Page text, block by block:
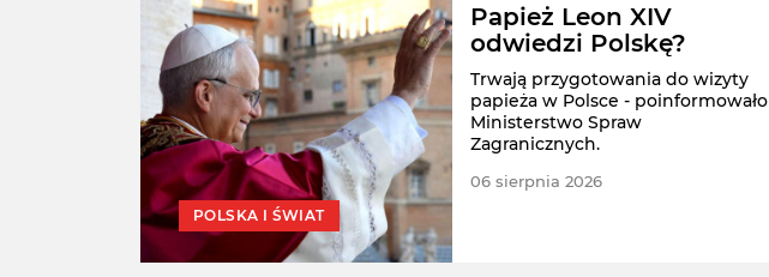
POLSKA I ŚWIAT
Papież Leon XIV
odwiedzi Polskę?
Trwają przygotowania do wizyty
papieża w Polsce - poinformowało
Ministerstwo Spraw
Zagranicznych.
06 sierpnia 2026